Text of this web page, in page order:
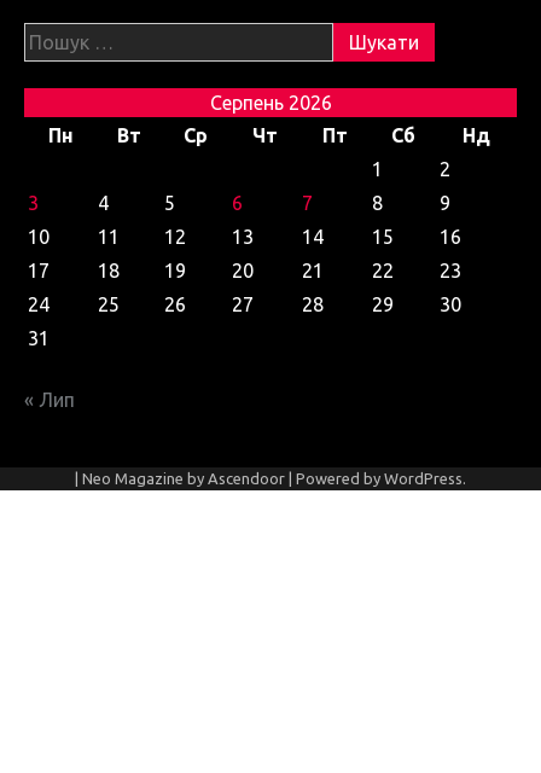
Пошук:
Серпень 2026
Пн
Вт Ср Чт Пт Сб
Нд
1
2
3
4 5 6 7 8
9
10
11 12 13 14 15
16
17
18 19 20 21 22
23
24
25 26 27 28 29
30
31
« Лип
| Neo Magazine by Ascendoor | Powered by WordPress.